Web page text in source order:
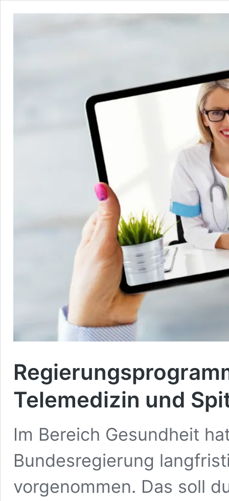
Telemedizin und
Im Bereich Gesundheit
Bundesregierung
vorgenommen. Das soll